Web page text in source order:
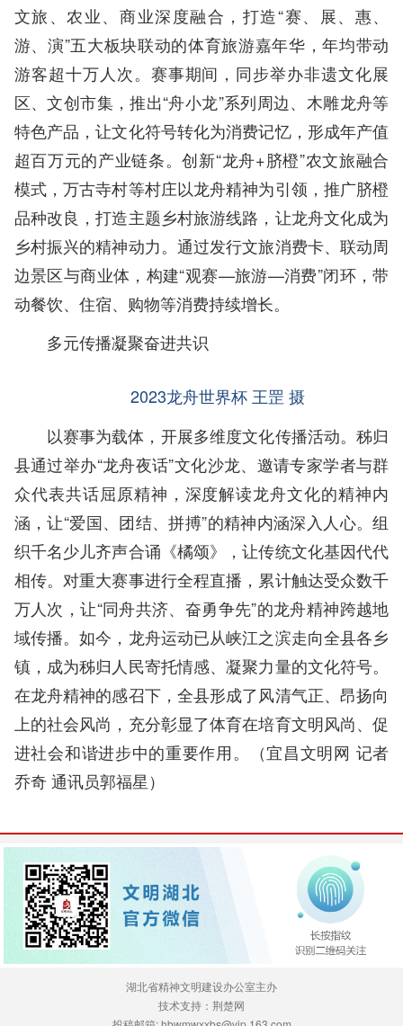
文旅、农业、商业深度融合，打造“赛、展、惠、
游、演”五大板块联动的体育旅游嘉年华，年均带动
游客超十万人次。赛事期间，同步举办非遗文化展
区、文创市集，推出“舟小龙”系列周边、木雕龙舟等
特色产品，让文化符号转化为消费记忆，形成年产值
超百万元的产业链条。创新“龙舟+脐橙”农文旅融合
模式，万古寺村等村庄以龙舟精神为引领，推广脐橙
品种改良，打造主题乡村旅游线路，让龙舟文化成为
乡村振兴的精神动力。通过发行文旅消费卡、联动周
边景区与商业体，构建“观赛—旅游—消费”闭环，带
动餐饮、住宿、购物等消费持续增长。
多元传播凝聚奋进共识
2023龙舟世界杯 王罡 摄
以赛事为载体，开展多维度文化传播活动。秭归
县通过举办“龙舟夜话”文化沙龙、邀请专家学者与群
众代表共话屈原精神，深度解读龙舟文化的精神内
涵，让“爱国、团结、拼搏”的精神内涵深入人心。组
织千名少儿齐声合诵《橘颂》，让传统文化基因代代
相传。对重大赛事进行全程直播，累计触达受众数千
万人次，让“同舟共济、奋勇争先”的龙舟精神跨越地
域传播。如今，龙舟运动已从峡江之滨走向全县各乡
镇，成为秭归人民寄托情感、凝聚力量的文化符号。
在龙舟精神的感召下，全县形成了风清气正、昂扬向
上的社会风尚，充分彰显了体育在培育文明风尚、促
进社会和谐进步中的重要作用。
（宜昌文明网 记者
乔奇 通讯员郭福星）
湖北省精神文明建设办公室主办
技术支持：荆楚网